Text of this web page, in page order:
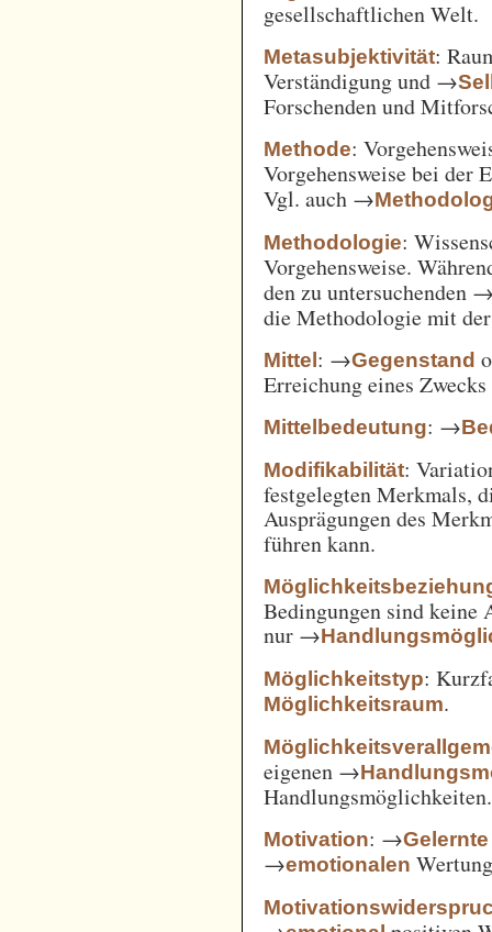
gesellschaftlichen Welt.
Metasubjektivität:
Verständigung und →
Forschenden und
Methode:
Vorgehensweise bei der
Vgl. auch →
Methodologie:
Vorgehensweise.
den zu untersuchenden
die Methodologie mit
Mittel: →Gegenstand
Erreichung eines
Mittelbedeutung: →
Modifikabilität:
festgelegten Merkmals,
Ausprägungen des
führen kann.
Bedingungen sind keine
nur →
Möglichkeitstyp:
Möglichkeitsraum.
eigenen →
Handlungsmöglichkeiten.
Motivation: →Gelernte
→emotionalen